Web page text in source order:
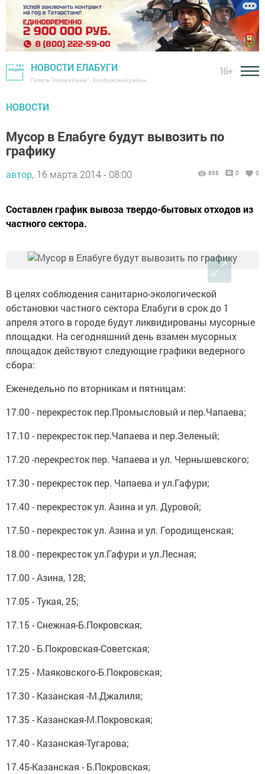
НОВОСТИ ЕЛАБУГИ
Газета "Новая Кама" - Елабужский район
16+
НОВОСТИ
Мусор в Елабуге будут вывозить по
графику
автор, 16 марта 2014 - 08:00 866 0 0
Составлен график вывоза твердо-бытовых отходов из
частного сектора.
В целях соблюдения санитарно-экологической
обстановки частного сектора Елабуги в срок до 1
апреля этого в городе будут ликвидированы мусорные
площадки. На сегодняшний день взамен мусорных
площадок действуют следующие графики ведерного
сбора:
Еженедельно по вторникам и пятницам:
17.00 - перекресток пер.Промысловый и пер.Чапаева;
17.10 - перекресток пер.Чапаева и пер.Зеленый;
17.20 -перекресток пер. Чапаева и ул. Чернышевского;
17.30 - перекресток пер. Чапаева и ул.Гафури;
17.40 - перекресток ул. Азина и ул. Дуровой;
17.50 - перекресток ул. Азина и ул. Городищенская;
18.00 - перекресток ул.Гафури и ул.Лесная;
17.00 - Азина, 128;
17.05 - Тукая, 25;
17.15 - Снежная-Б.Покровская;
17.20 - Б.Покровская-Советская;
17.25 - Маяковского-Б.Покровская;
17.30 - Казанская -М.Джалиля;
17.35 - Казанская-М.Покровская;
17.40 - Казанская-Тугарова;
17.45-Казанская - Б.Покровская;